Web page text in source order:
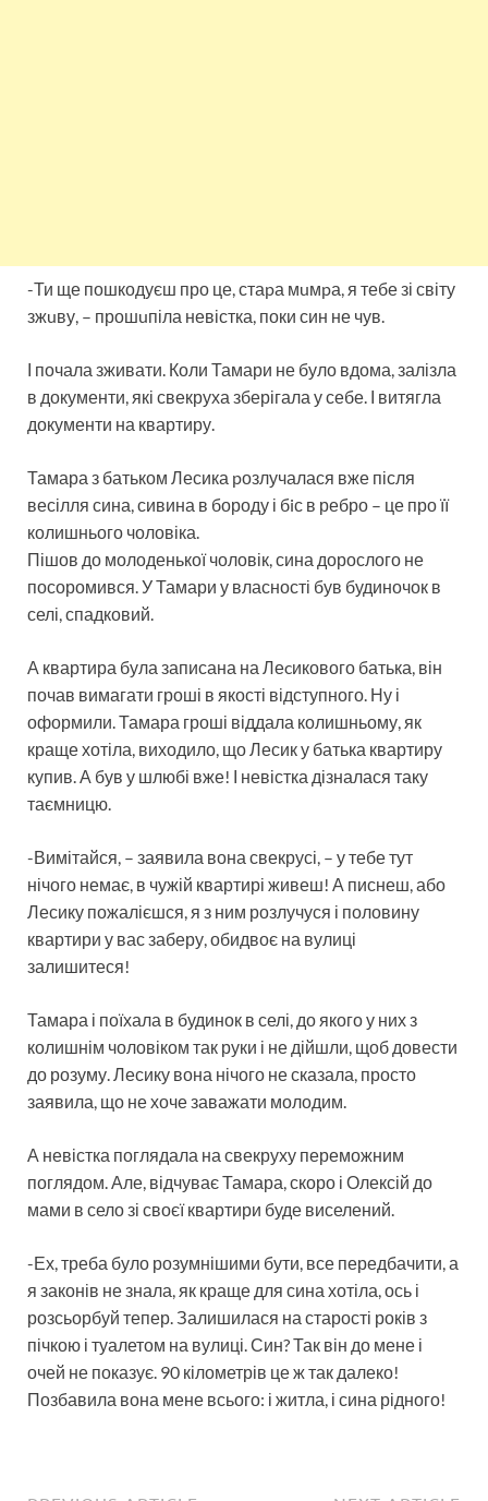
-Ти ще пошкодуєш про це, стаpа мuмpа, я тебе зі світу
зжuву, – прошuпіла невістка, поки син не чув.
І почала зживати. Коли Тамари не було вдома, залізла
в документи, які свекруха зберігала у себе. І витягла
документи на квартиру.
Тамара з батьком Лесика pозлучалася вже після
весілля сина, сивина в бороду і бiс в ребро – це про її
колишнього чоловіка.
Пішов до молоденької чоловік, сина дорослого не
посоромився. У Тамари у власності був будиночок в
селі, спадковий.
А квартира була записана на Леcикового батька, він
почав вимагати гроші в якості відступного. Ну і
оформили. Тамара гроші віддала колишньому, як
краще хотіла, виходило, що Лесик у батька квартиру
купив. А був у шлюбі вже! І невістка дізналася таку
таємницю.
-Вимітайся, – заявила вона свекрусі, – у тебе тут
нічого немає, в чужій квартирі живеш! А писнеш, або
Лесику пожалієшся, я з ним розлучуся і половину
квартири у вас заберу, обидвоє на вулиці
залишитеся!
Тамара і поїхала в будинок в селі, до якого у них з
колишнім чоловіком так руки і не дійшли, щоб довести
до розуму. Лесику вона нічого не сказала, просто
заявила, що не хоче заважати молодим.
А невістка поглядала на свекруху переможним
поглядом. Але, відчуває Тамара, скоро і Олексій до
мами в село зі своєї квартири буде виселений.
-Ех, треба було розумнішими бути, все передбачити, а
я законів не знала, як краще для сина хотіла, ось і
розсьорбуй тепер. Залишилася на старості років з
пічкою і туалетом на вулиці. Син? Так він до мене і
очей не показує. 90 кілометрів це ж так далеко!
Позбавила вона мене всього: і житла, і сина рідного!